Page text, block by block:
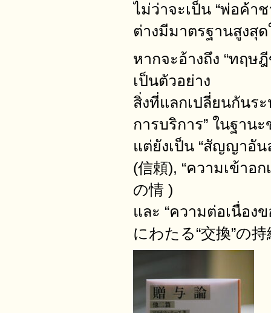
ไม่ว่าจะเป็น “พ่อค้า
ต่างมีมาตรฐานสูงสุ
หากจะอ้างถึง “ทฤษ
เป็นตัวอย่าง
สิ่งที่แลกเปลี่ยนกันร
การบริการ” ในฐาน
แต่ยังเป็น “สัญญาอัน
(信頼), “ความเข้าอ
の情 )
และ “ความต่อเนื่อง
にわたる“交換”の